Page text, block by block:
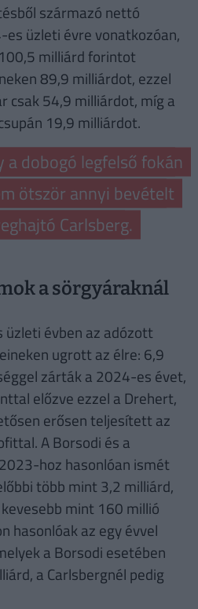
származó nettó
üzleti évre vonatkozóan,
milliárd forintot
89,9 milliárdot, ezzel
csak 54,9 milliárdot, míg a
19,9 milliárdot.
dobogó legfelső fokán
ötször annyi bevételt
Carlsberg.
a sörgyáraknál
évben az adózott
ugrott az élre: 6,9
zárták a 2024-es évet,
előzve ezzel a Drehert,
erősen teljesített az
A Borsodi és a
hoz hasonlóan ismét
több mint 3,2 milliárd,
mint 160 millió
hasonlóak az egy évvel
a Borsodi esetében
a Carlsbergnél pedig